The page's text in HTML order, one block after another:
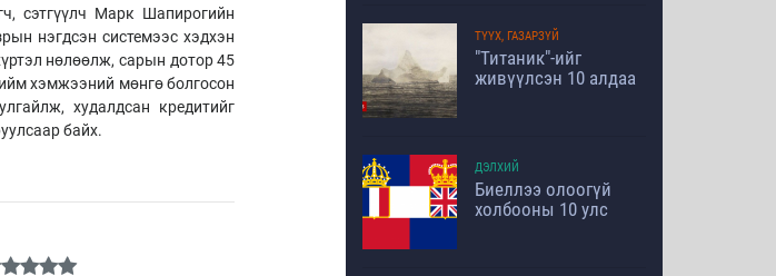
сэтгүүлч Марк Шапирогийн
нэгдсэн системээс хэдхэн
нөлөөлж, сарын дотор 45
хэмжээний мөнгө болгосон
худалдсан кредитийг
байх.
ТҮҮХ, ГАЗАРЗҮЙ
"Титаник"-ийг
живүүлсэн 10 алдаа
ДЭЛХИЙ
Биеллээ олоогүй
холбооны 10 улс